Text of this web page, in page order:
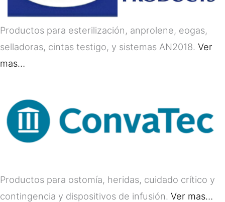
Productos para esterilización, anprolene, eogas,
selladoras, cintas testigo, y sistemas AN2018. Ver
mas…
Productos para ostomía, heridas, cuidado crítico y
contingencia y dispositivos de infusión. Ver mas…